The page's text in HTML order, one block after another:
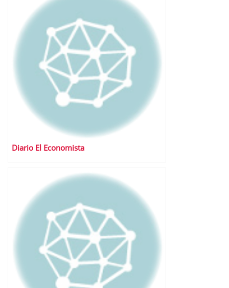
Diario El Economista